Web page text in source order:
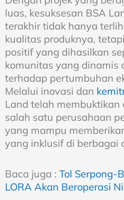
luas, kesuksesan BSA
terakhir tidak hanya
kualitas produknya,
positif yang dihasilkan
komunitas yang dinamis
terhadap pertumbuhan
Melalui inovasi dan
Land telah membuktikan
salah satu perusahaan
yang mampu
yang inklusif di berbagai
Baca juga : Tol Serpong-
LORA Akan Beroperasi